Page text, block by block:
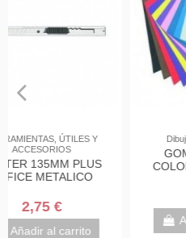
PEGAMENTOS, IMPRIMACIONES
Y PRODUCTOS DE ACABADO
COLA BLANCA IMEDIO
ENVASE 40GR
Añadir al carrito